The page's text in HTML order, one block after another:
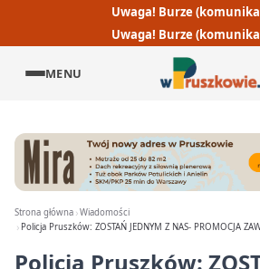
Uwaga! Burze
Uwaga! Burze
MENU
Strona główna Wiadomości
Policja Pruszków: ZOSTAŃ JEDNYM Z NAS- PROMOCJA
Policja Pruszków: